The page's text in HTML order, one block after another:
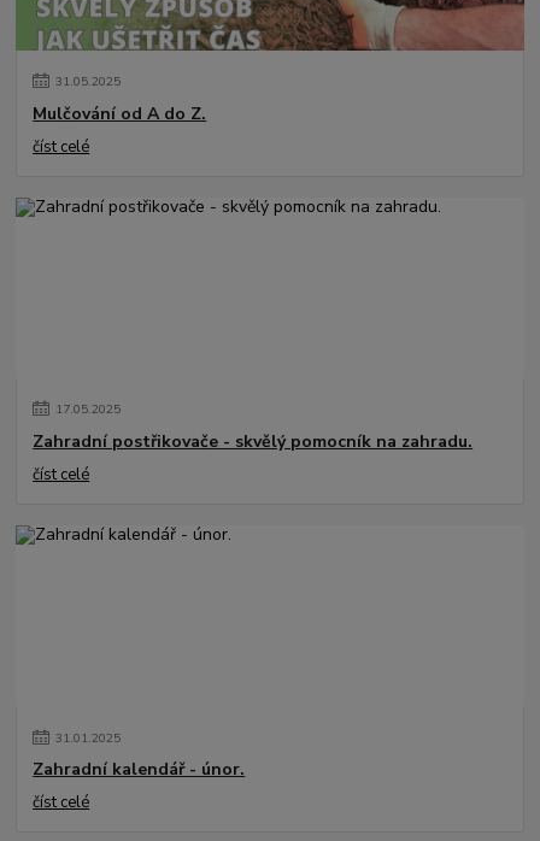
31.05.2025
Mulčování od A do Z.
číst celé
17.05.2025
Zahradní postřikovače - skvělý pomocník na zahradu.
číst celé
31.01.2025
Zahradní kalendář - únor.
číst celé